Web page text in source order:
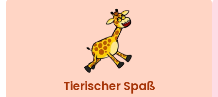
Tierischer Spaß